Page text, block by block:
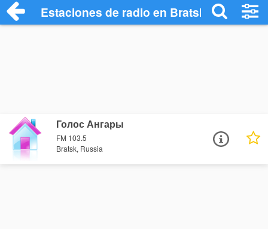
Estaciones de radio en Bratsk -
Голос Ангары
FM 103.5
Bratsk, Russia